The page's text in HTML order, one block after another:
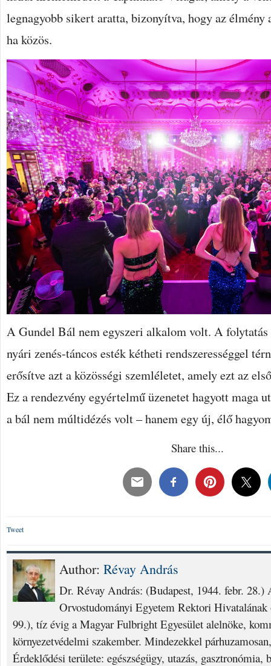
legnagyobb sikert aratta, bizonyítva, hogy az
ha közös.
A Gundel Bál nem egyszeri alkalom volt. A
nyári zenés-táncos esték kétheti rendszerességgel
erősítve azt a közösségi szemléletet, amely ezt az
Ez a rendezvény egyértelmű üzenetet hagyott maga
a bál nem múltidézés volt – hanem egy új, élő
Share this...
Tweet
Author: Révay András
Dr. Révay András: (Budapest, 1944. febr. 28.)
Orvostudományi Egyetem Rektori Hivatalának
99.), tíz évig a Magyar Fulbright Egyesület alelnöke,
környezetvédelmi szakember. Mindezekkel
Érdeklődési területe: egészségügy, utazás,